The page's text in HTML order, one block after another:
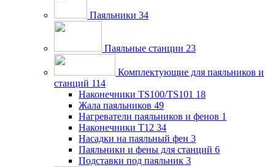
Паяльники 34
Паяльные станции 23
Комплектующие для паяльников и
станций 114
Наконечники TS100/TS101 18
Жала паяльников 49
Нагреватели паяльников и фенов 1
Наконечники T12 34
Насадки на паяльный фен 3
Паяльники и фены для станций 6
Подставки под паяльник 3